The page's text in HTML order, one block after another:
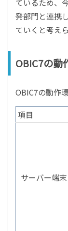
ているため、
発部門と連携
ていくと考え
OBIC7の動
OBIC7の動作
項目
サーバー端末